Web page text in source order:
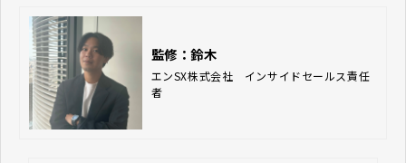
監修：鈴木
エンSX株式会社　インサイドセールス責任
者